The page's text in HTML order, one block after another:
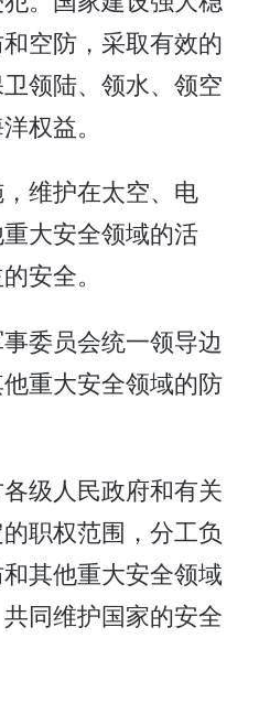
空防，采取有效的
领陆、领水、领空
权益。
维护在太空、电
大安全领域的活
安全。
委员会统一领导边
重大安全领域的防
级人民政府和有关
职权范围，分工负
其他重大安全领域
同维护国家的安全